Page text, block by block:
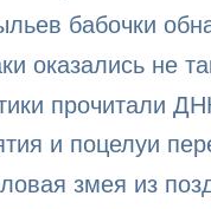
бабочки
оказались не
прочитали
и поцелуи
змея из